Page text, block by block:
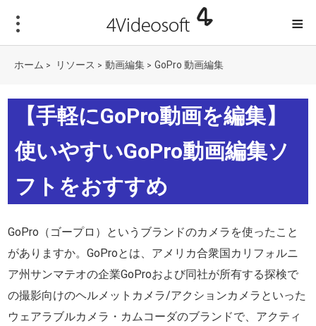
≡
ホーム > リソース > 動画編集 > GoPro 動画編集
【手軽にGoPro動画を編集】
使いやすいGoPro動画編集ソ
フトをおすすめ
GoPro（ゴープロ）というブランドのカメラを使ったこと
がありますか。GoProとは、アメリカ合衆国カリフォルニ
ア州サンマテオの企業GoProおよび同社が所有する探検で
の撮影向けのヘルメットカメラ/アクションカメラといった
ウェアラブルカメラ・カムコーダのブランドで、アクティ